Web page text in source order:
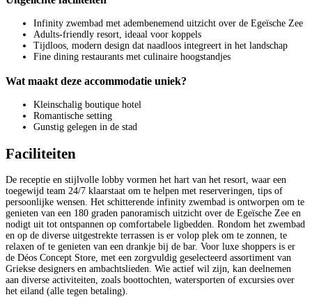
Infinity zwembad met adembenemend uitzicht over de Egeïsche Zee
Adults-friendly resort, ideaal voor koppels
Tijdloos, modern design dat naadloos integreert in het landschap
Fine dining restaurants met culinaire hoogstandjes
Wat maakt deze accommodatie uniek?
Kleinschalig boutique hotel
Romantische setting
Gunstig gelegen in de stad
Faciliteiten
De receptie en stijlvolle lobby vormen het hart van het resort, waar een
toegewijd team 24/7 klaarstaat om te helpen met reserveringen, tips of
persoonlijke wensen. Het schitterende infinity zwembad is ontworpen om te
genieten van een 180 graden panoramisch uitzicht over de Egeïsche Zee en
nodigt uit tot ontspannen op comfortabele ligbedden. Rondom het zwembad
en op de diverse uitgestrekte terrassen is er volop plek om te zonnen, te
relaxen of te genieten van een drankje bij de bar. Voor luxe shoppers is er
de Déos Concept Store, met een zorgvuldig geselecteerd assortiment van
Griekse designers en ambachtslieden. Wie actief wil zijn, kan deelnemen
aan diverse activiteiten, zoals boottochten, watersporten of excursies over
het eiland (alle tegen betaling).